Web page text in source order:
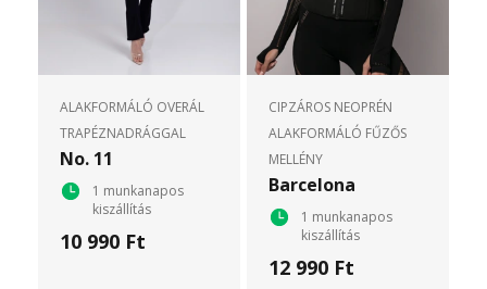
ALAKFORMÁLÓ OVERÁL
TRAPÉZNADRÁGGAL
No. 11
1 munkanapos
kiszállítás
10 990 Ft
CIPZÁROS NEOPRÉN
ALAKFORMÁLÓ FŰZŐS
MELLÉNY
Barcelona
1 munkanapos
kiszállítás
12 990 Ft